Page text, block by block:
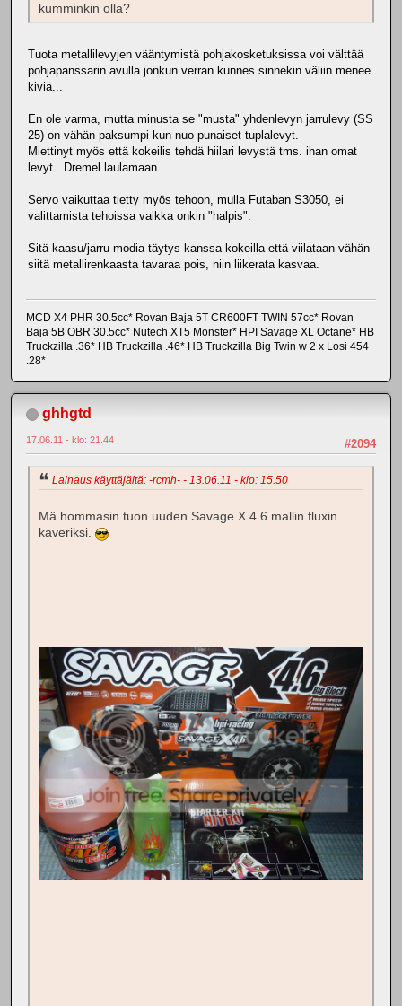
kumminkin olla?
Tuota metallilevyjen vääntymistä pohjakosketuksissa voi välttää
pohjapanssarin avulla jonkun verran kunnes sinnekin väliin menee
kiviä...
En ole varma, mutta minusta se "musta" yhdenlevyn jarrulevy (SS
25) on vähän paksumpi kun nuo punaiset tuplalevyt.
Miettinyt myös että kokeilis tehdä hiilari levystä tms. ihan omat
levyt...Dremel laulamaan.
Servo vaikuttaa tietty myös tehoon, mulla Futaban S3050, ei
valittamista tehoissa vaikka onkin "halpis".
Sitä kaasu/jarru modia täytys kanssa kokeilla että viilataan vähän
siitä metallirenkaasta tavaraa pois, niin liikerata kasvaa.
MCD X4 PHR 30.5cc* Rovan Baja 5T CR600FT TWIN 57cc* Rovan
Baja 5B OBR 30.5cc* Nutech XT5 Monster* HPI Savage XL Octane* HB
Truckzilla .36* HB Truckzilla .46* HB Truckzilla Big Twin w 2 x Losi 454
.28*
ghhgtd
#2094
17.06.11 - klo: 21.44
Lainaus käyttäjältä: -rcmh- - 13.06.11 - klo: 15.50
Mä hommasin tuon uuden Savage X 4.6 mallin fluxin
kaveriksi.